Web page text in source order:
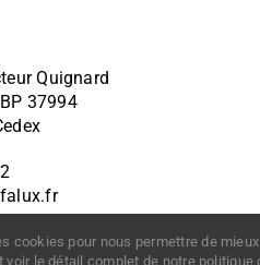
Quignard
37994
cookies pour nous permettre de
voir le détail complet de notre